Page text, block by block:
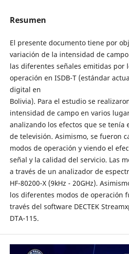
Resumen
El presente documento tiene por
variación de la intensidad de
las diferentes señales emitidas por
operación en ISDB-T (estándar
digital en
Bolivia). Para el estudio se
intensidad de campo en varios
analizando los efectos que se tenía
de televisión. Asimismo, se fueron
modos de operación y viendo el
señal y la calidad del servicio. Las
a través de un analizador de
HF-80200-X (9kHz - 20GHz).
los diferentes modos de operación
través del software DECTEK
DTA-115.